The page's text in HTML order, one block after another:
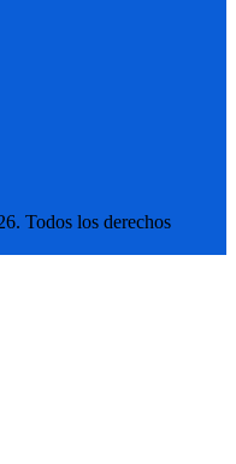
Todos los derechos